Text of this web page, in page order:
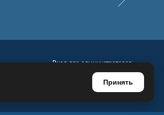
Вход для администраторов
Регистрация для администраторов
Принять